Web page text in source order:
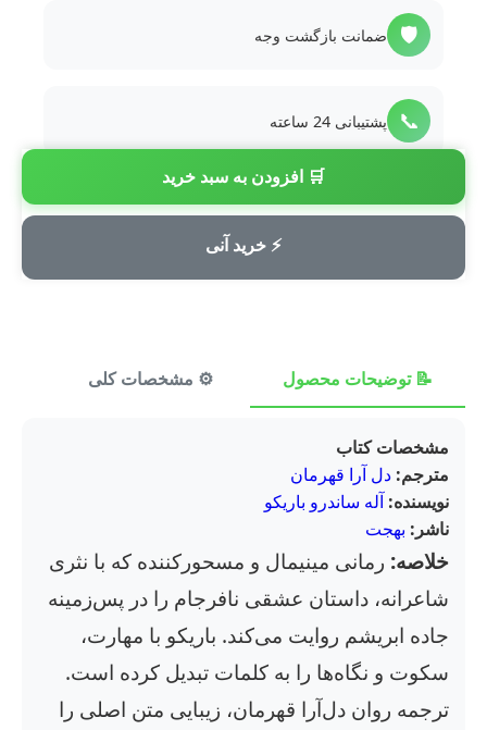
🛒 افزودن به سبد خرید
⚡ خرید آنی
🛡️ ضمانت بازگشت وجه
📞 پشتیبانی 24 ساعته
💳 پرداخت امن
📝 توضیحات محصول ⚙️ مشخصات کلی
مشخصات کتاب
مترجم: دل آرا قهرمان
نویسنده: آله ساندرو باریکو
ناشر: بهجت
خلاصه: رمانی مینیمال و مسحورکننده که با نثری
شاعرانه، داستان عشقی نافرجام را در پس‌زمینه
جاده ابریشم روایت می‌کند. باریکو با مهارت،
سکوت و نگاه‌ها را به کلمات تبدیل کرده است.
ترجمه روان دل‌آرا قهرمان، زیبایی متن اصلی را